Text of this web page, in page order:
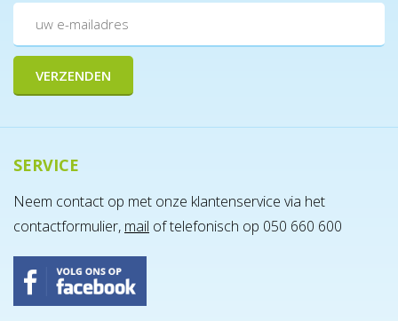
SERVICE
Neem contact op met onze klantenservice via het
contactformulier, mail of telefonisch op 050 660 600